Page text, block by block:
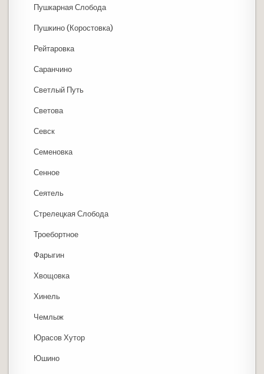
Пушкарная Слобода
Пушкино (Коростовка)
Рейтаровка
Саранчино
Светлый Путь
Светова
Севск
Семеновка
Сенное
Сеятель
Стрелецкая Слобода
Троебортное
Фарыгин
Хвощовка
Хинель
Чемлыж
Юрасов Хутор
Юшино